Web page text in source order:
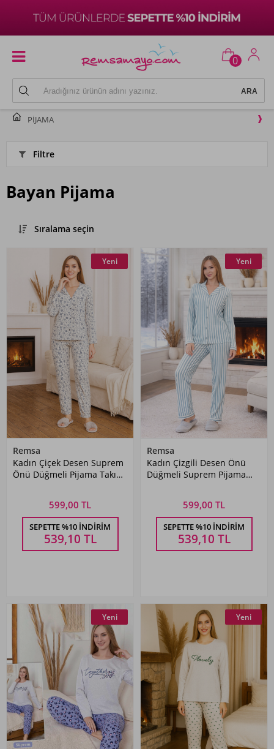
0
PİJAMA
Filtre
Bayan Pijama
Sıralama seçin
Yeni
Remsa
Kadın Çiçek Desen Suprem
Önü Düğmeli Pijama Takımı
599,00 TL
SEPETTE %10 İNDIRIM
539,10 TL
Yeni
Remsa
Kadın Çizgili Desen Önü
Düğmeli Suprem Pijama
599,00 TL
SEPETTE %10 İNDIRIM
539,10 TL
Yeni Yeni